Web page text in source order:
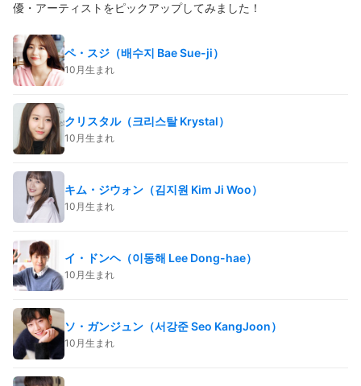
優・アーティストをピックアップしてみました！
ペ・スジ（배수지 Bae Sue-ji）
10月生まれ
クリスタル（크리스탈 Krystal）
10月生まれ
キム・ジウォン（김지원 Kim Ji Woo）
10月生まれ
イ・ドンヘ（이동해 Lee Dong-hae）
10月生まれ
ソ・ガンジュン（서강준 Seo KangJoon）
10月生まれ